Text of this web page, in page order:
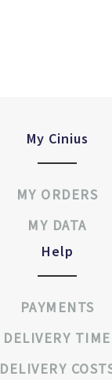
My Cinius
MY ORDERS
MY DATA
Help
PAYMENTS
DELIVERY TIME
DELIVERY